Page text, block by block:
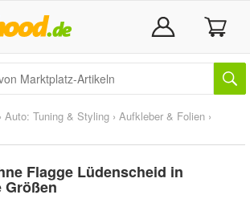
› Auto: Tuning & Styling › Aufkleber & Folien ›
Flagge Lüdenscheid in
Größen